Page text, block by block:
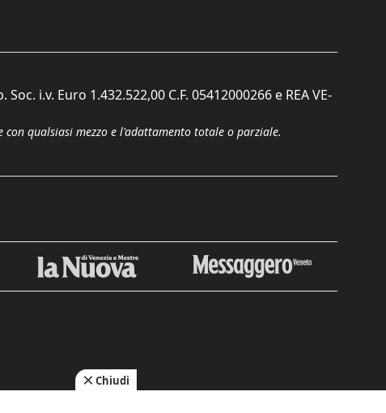
i.v. Euro 1.432.522,00 C.F. 05412000266 e REA VE-
qualsiasi mezzo e l'adattamento totale o parziale.
Chiudi